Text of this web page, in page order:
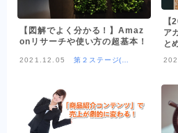
【図解でよく分かる！】Amaz
onリサーチや使い方の超基本！
2021.12.05
第２ステージ(OE
【
ア
と